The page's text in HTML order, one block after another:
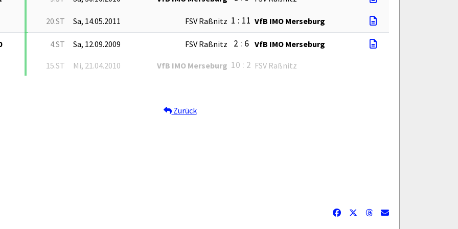
20.ST Sa, 14.05.2011 FSV Raßnitz 1 : 11 VfB IMO Merseburg
4.ST Sa, 12.09.2009 FSV Raßnitz 2 : 6 VfB IMO Merseburg
15.ST Mi, 21.04.2010 VfB IMO Merseburg 10 : 2 FSV Raßnitz
Zurück